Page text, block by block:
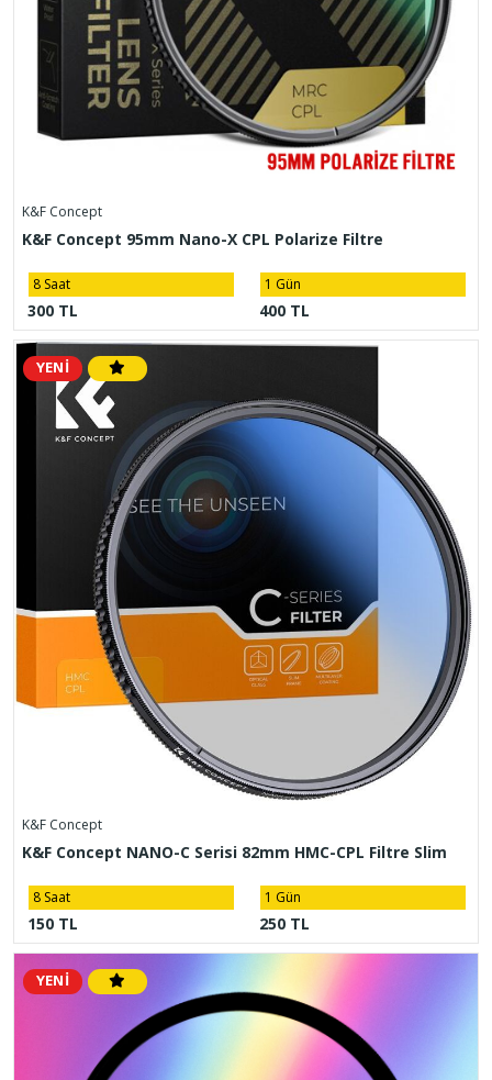
K&F Concept
K&F Concept 95mm Nano-X CPL Polarize Filtre
8 Saat
300 TL
1 Gün
400 TL
YENİ
K&F Concept
K&F Concept NANO-C Serisi 82mm HMC-CPL Filtre Slim
8 Saat
150 TL
1 Gün
250 TL
YENİ